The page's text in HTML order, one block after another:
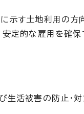
示す土地利用の方
定的な雇用を確保
活被害の防止・対